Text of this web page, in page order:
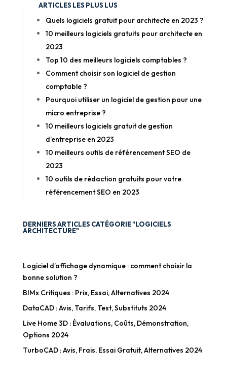
ARTICLES LES PLUS LUS
Quels logiciels gratuit pour architecte en 2023 ?
10 meilleurs logiciels gratuits pour architecte en
2023
Top 10 des meilleurs logiciels comptables ?
Comment choisir son logiciel de gestion
comptable ?
Pourquoi utiliser un logiciel de gestion pour une
micro entreprise ?
10 meilleurs logiciels gratuit de gestion
d’entreprise en 2023
10 meilleurs outils de référencement SEO de
2023
10 outils de rédaction gratuits pour votre
référencement SEO en 2023
DERNIERS ARTICLES CATÉGORIE "LOGICIELS
ARCHITECTURE"
Logiciel d’affichage dynamique : comment choisir la
bonne solution ?
BIMx Critiques : Prix, Essai, Alternatives 2024
DataCAD : Avis, Tarifs, Test, Substituts 2024
Live Home 3D : Évaluations, Coûts, Démonstration,
Options 2024
TurboCAD : Avis, Frais, Essai Gratuit, Alternatives 2024